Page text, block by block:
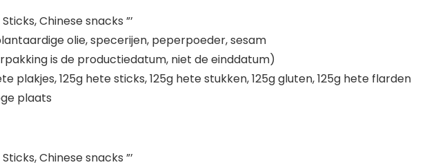
Chinese snacks ”’
olie, specerijen, peperpoeder, sesam
is de productiedatum, niet de einddatum)
plakjes, 125g hete sticks, 125g hete stukken, 125g gluten, 125g hete flarden
plaats
Chinese snacks ”’